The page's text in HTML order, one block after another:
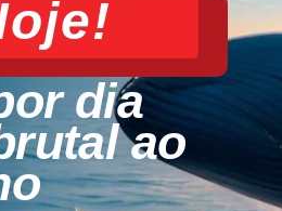
dia
ao